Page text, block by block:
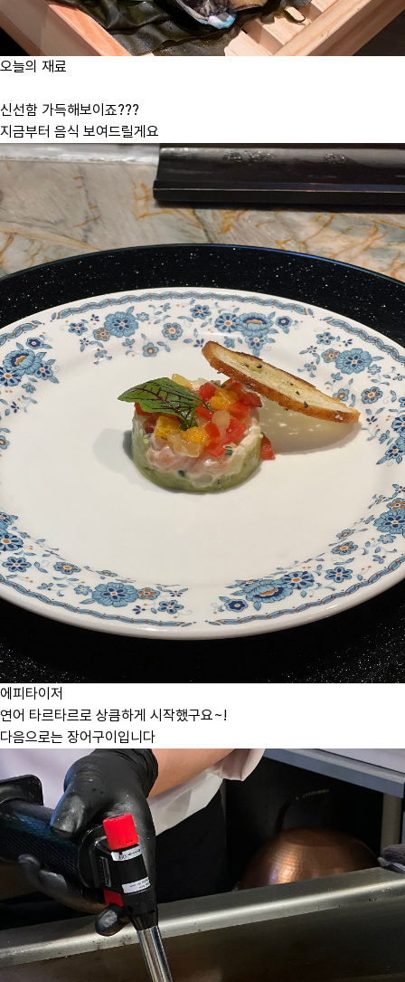
오늘의 재료
신선함 가득해보이죠???
지금부터 음식 보여드릴게요
에피타이저
연어 타르타르로 상큼하게 시작했구요~!
다음으로는 장어구이입니다